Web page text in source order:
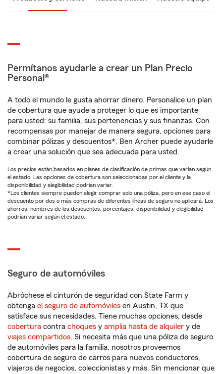
Permítanos ayudarle a crear un Plan Precio
Personal®
A todo el mundo le gusta ahorrar dinero. Personalice un plan
de cobertura que ayude a proteger lo que es importante
para usted: su familia, sus pertenencias y sus finanzas. Con
recompensas por manejar de manera segura, opciones para
combinar pólizas y descuentos*, Ben Archer puede ayudarle
a crear una solución que sea adecuada para usted.
Los precios están basados en planes de clasificación de primas que varían según
el estado. Las opciones de cobertura son seleccionadas por el cliente y la
disponibilidad y elegibilidad podrían variar.
*Los clientes siempre pueden elegir comprar solo una póliza, pero en ese caso el
descuento por dos o más compras de diferentes líneas de seguro no aplicará. Los
ahorros, nombres de los descuentos, porcentajes, disponibilidad y elegibilidad
podrían variar según el estado.
Seguro de automóviles
Abróchese el cinturón de seguridad con State Farm y
obtenga el seguro de automóviles en Austin, TX que
satisface sus necesidades. Tiene muchas opciones, desde
cobertura contra choques y amplia hasta de alquiler y de
viajes compartidos. Si necesita más que una póliza de seguro
de automóviles para la familia, nosotros proveemos
cobertura de seguro de carros para nuevos conductores,
viajeros de negocios, coleccionistas y más. Sin mencionar que